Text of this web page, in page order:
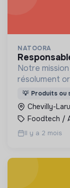
NATOORA
Notre
résolument
et continu
envers la
💡 Produits ou
Chevilly-
Foodtech /
Il y a 2 mois